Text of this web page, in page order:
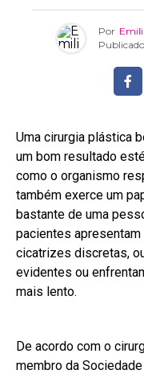
Por
Uma cirurgia plástica
um bom resultado
como o organismo
também exerce um
bastante de uma
pacientes apresentam
cicatrizes discretas,
evidentes ou
mais lento.
De acordo com o
membro da